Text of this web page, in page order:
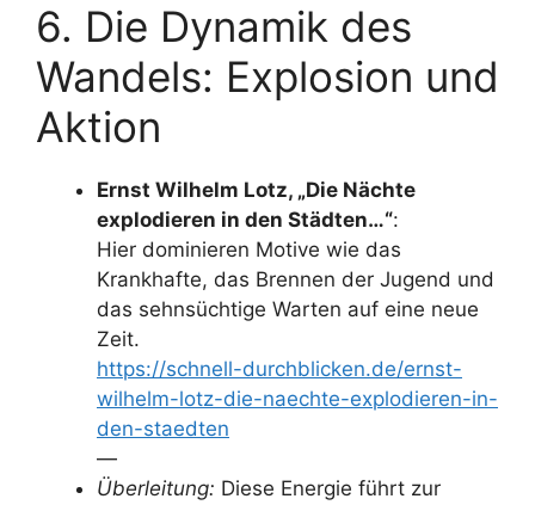
6. Die Dynamik des
Wandels: Explosion und
Aktion
Ernst Wilhelm Lotz, „Die Nächte
explodieren in den Städten…“:
Hier dominieren Motive wie das
Krankhafte, das Brennen der Jugend und
das sehnsüchtige Warten auf eine neue
Zeit.
https://schnell-durchblicken.de/ernst-
wilhelm-lotz-die-naechte-explodieren-in-
den-staedten
—
Überleitung: Diese Energie führt zur